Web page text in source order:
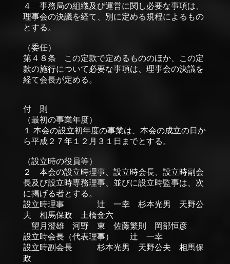
４ 事務局の組織及び運営に関し必要な事項は、
理事会の決議を経て、別に定める規程によるもの
とする。
（委任）
第４８条 この定款で定めるもののほか、この定
款の施行について必要な事項は、理事会の決議を
経て会長が定める。
付 則
（最初の事業年度）
１ 本会の設立初年度の事業は、本会の成立の日か
ら平成２７年１２月３１日までとする。
（設立時の役員等）
２ 本会の設立時理事、設立時会長、設立時副会
長及び設立時専務理事、並びに設立時監事は、次
に掲げる者とする。
設立時理事 辻 一幸 杉本光男 天野公
夫 相馬保政 土橋金六
望月澄雄 河野 東 佐藤繁則 岡部恒彦
設立時会長（代表理事） 辻 一幸
設立時副会長 杉本光男 天野公夫 相馬保
政